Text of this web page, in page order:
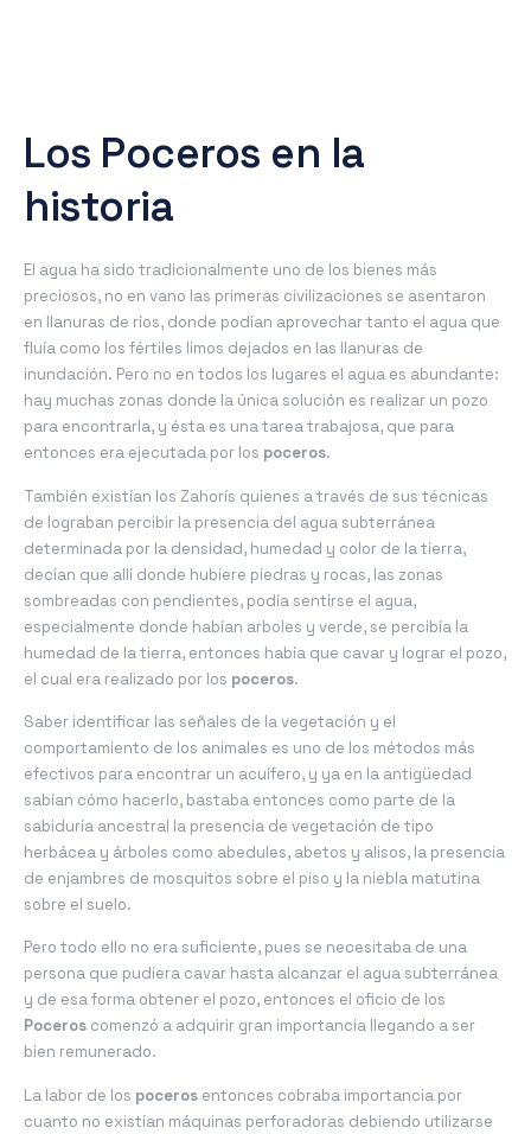
Los Poceros en la
historia
El agua ha sido tradicionalmente uno de los bienes más
preciosos, no en vano las primeras civilizaciones se asentaron
en llanuras de ríos, donde podían aprovechar tanto el agua que
fluía como los fértiles limos dejados en las llanuras de
inundación. Pero no en todos los lugares el agua es abundante:
hay muchas zonas donde la única solución es realizar un pozo
para encontrarla, y ésta es una tarea trabajosa, que para
entonces era ejecutada por los poceros.
También existían los Zahorís quienes a través de sus técnicas
de lograban percibir la presencia del agua subterránea
determinada por la densidad, humedad y color de la tierra,
decían que allí donde hubiere piedras y rocas, las zonas
sombreadas con pendientes, podía sentirse el agua,
especialmente donde habían arboles y verde, se percibía la
humedad de la tierra, entonces había que cavar y lograr el pozo,
el cual era realizado por los poceros.
Saber identificar las señales de la vegetación y el
comportamiento de los animales es uno de los métodos más
efectivos para encontrar un acuífero, y ya en la antigüedad
sabían cómo hacerlo, bastaba entonces como parte de la
sabiduría ancestral la presencia de vegetación de tipo
herbácea y árboles como abedules, abetos y alisos, la presencia
de enjambres de mosquitos sobre el piso y la niebla matutina
sobre el suelo.
Pero todo ello no era suficiente, pues se necesitaba de una
persona que pudiera cavar hasta alcanzar el agua subterránea
y de esa forma obtener el pozo, entonces el oficio de los
Poceros comenzó a adquirir gran importancia llegando a ser
bien remunerado.
La labor de los poceros entonces cobraba importancia por
cuanto no existían máquinas perforadoras debiendo utilizarse